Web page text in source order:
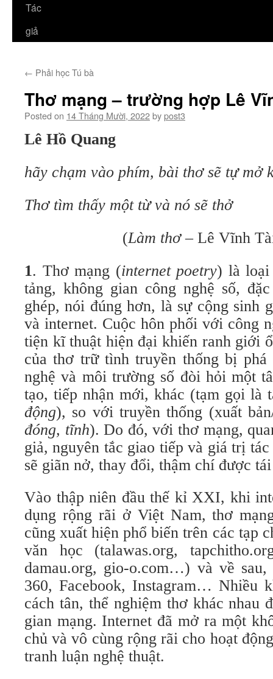
Tác
giả
← Phải học Tú bà
Thơ mạng – trường hợp Lê
Posted on 14 Tháng Mười, 2022bypost3
Lê Hồ Quang
hãy chạm vào phím, bài thơ sẽ tự mở
Thơ tìm thấy một từ và nó sẽ thở
(Làm thơ– Lê Vĩnh
1. Thơ mạng (internet poetry) là loại
tảng, không gian công nghệ số,
ghép, nói đúng hơn, là sự cộng sinh
và internet. Cuộc hôn phối với công
tiện kĩ thuật hiện đại khiến ranh giới
của thơ trữ tình truyền thống bị
nghệ và môi trường số đòi hỏi một
tạo, tiếp nhận mới, khác (tạm gọi là
động), so với truyền thống (xuất
đóng, tĩnh). Do đó, với thơ mạng,
giả, nguyên tắc giao tiếp và giá trị
sẽ giãn nở, thay đổi, thậm chí được
Vào thập niên đầu thế kỉ XXI, khi
dụng rộng rãi ở Việt Nam, thơ
cũng xuất hiện phổ biến trên các tạp
văn học (talawas.org,
damau.org, gio-o.com…) và về sau,
360, Facebook, Instagram… Nhiều
cách tân, thể nghiệm thơ khác nhau
gian mạng. Internet đã mở ra một
chủ và vô cùng rộng rãi cho hoạt
tranh luận nghệ thuật.